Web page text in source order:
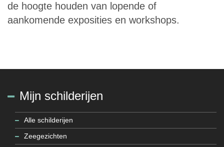
de hoogte houden van lopende of
aankomende exposities en workshops.
Mijn schilderijen
Alle schilderijen
Zeegezichten